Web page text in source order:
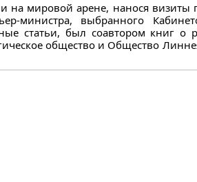
на мировой арене, нанося
министра, выбранного
статьи, был соавтором книг о
общество и Общество